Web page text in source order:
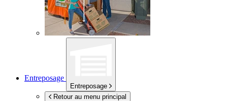
Entreposage
Entreposage
Retour au menu principal